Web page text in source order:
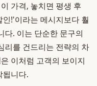
가격, 놓치면 평생 후
!'이라는 메시지보다 훨
다. 이는 단순한 문구의
리를 건드리는 전략의 차
은 이처럼 고객의 보이지
됩니다.